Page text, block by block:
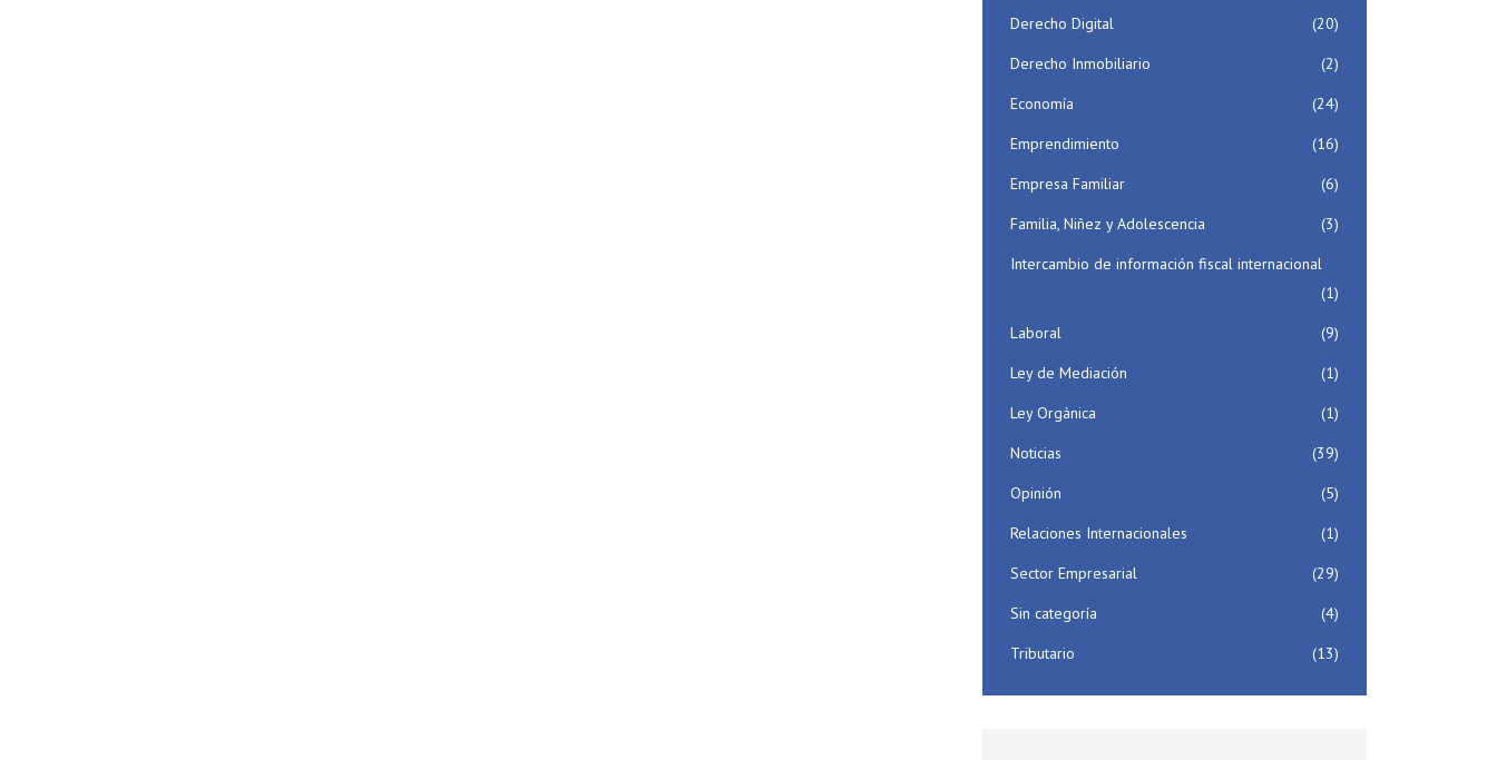
Derecho Digital
(20)
Derecho Inmobiliario
(2)
Economía
(24)
Emprendimiento
(16)
Empresa Familiar
(6)
Familia, Niñez y Adolescencia
(3)
Intercambio de información fiscal internacional
(1)
Laboral
(9)
Ley de Mediación
(1)
Ley Orgánica
(1)
Noticias
(39)
Opinión
(5)
Relaciones Internacionales
(1)
Sector Empresarial
(29)
Sin categoría
(4)
Tributario
(13)